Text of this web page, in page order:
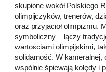
skupione wokół Polskiego
olimpijczyków, trenerów,
oraz przyjaciół olimpizmu.
symboliczny – łączy
wartościami olimpijskimi,
solidarność. W kameralnej,
wspólnie śpiewają kolędy i